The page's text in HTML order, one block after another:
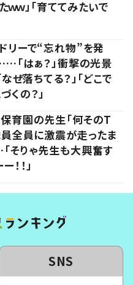
ｗｗ」「育ててみたいで
リーで“忘れ物”を発
「はぁ？」衝撃の光景
なぜ落ちてる？」「どこで
くの？」
育園の先生「何そのT
員全員に激震が走ったま
そりゃ先生も大興奮す
！！」
SNS